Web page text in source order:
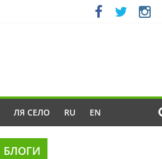
ЛЯ СЕЛО RU EN
БЛОГИ